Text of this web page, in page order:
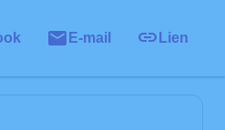
E-mail Lien